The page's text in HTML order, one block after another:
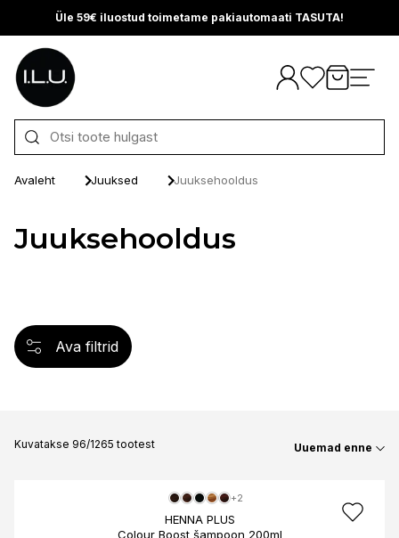
Üle 59€ iluostud toimetame pakiautomaati TASUTA!
Otse sisu juurde
Avaleht Juuksed Juuksehooldus
Juuksehooldus
Ava filtrid
Kuvatakse 96/1265 tootest Uuemad enne
+2
HENNA PLUS
Colour Boost šampoon 200ml